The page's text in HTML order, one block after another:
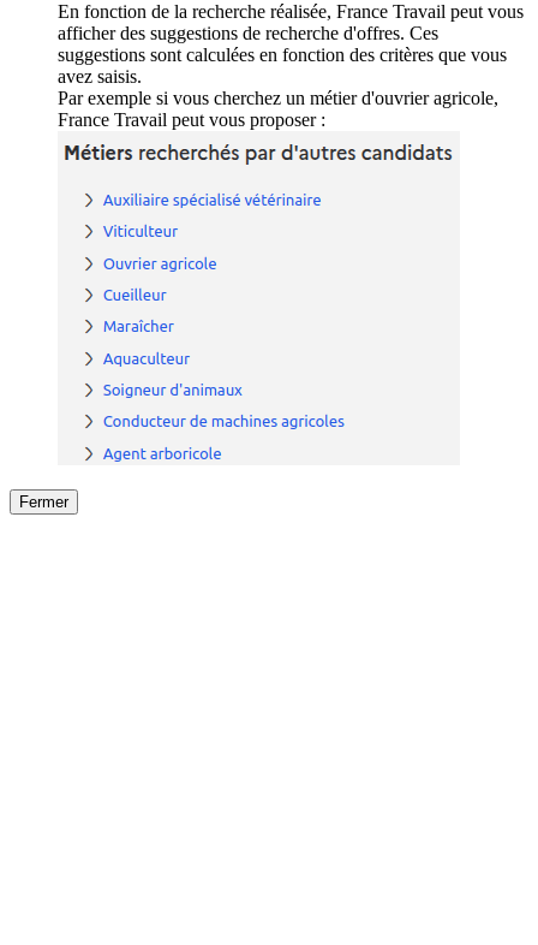
En fonction de la recherche réalisée, France Travail peut vous
afficher des suggestions de recherche d'offres. Ces
suggestions sont calculées en fonction des critères que vous
avez saisis.
Par exemple si vous cherchez un métier d'ouvrier agricole,
France Travail peut vous proposer :
Fermer